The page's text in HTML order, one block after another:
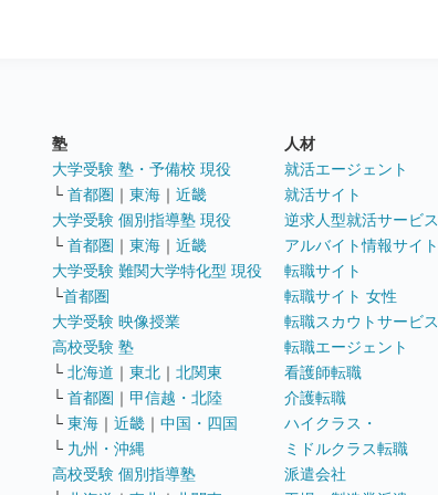
塾
大学受験 塾・予備校 現役
└ 首都圏 ｜ 東海 ｜ 近畿
大学受験 個別指導塾 現役
└ 首都圏 ｜ 東海 ｜ 近畿
大学受験 難関大学特化型 現役
└首都圏
大学受験 映像授業
高校受験 塾
└ 北海道 ｜ 東北 ｜ 北関東
└ 首都圏 ｜ 甲信越・北陸
└ 東海 ｜ 近畿 ｜ 中国・四国
└ 九州・沖縄
高校受験 個別指導塾
人材
就活エージェント
就活サイト
逆求人型就活サービス
アルバイト情報サイト
転職サイト
転職サイト 女性
転職スカウトサービス
転職エージェント
看護師転職
介護転職
ハイクラス・
ミドルクラス転職
派遣会社